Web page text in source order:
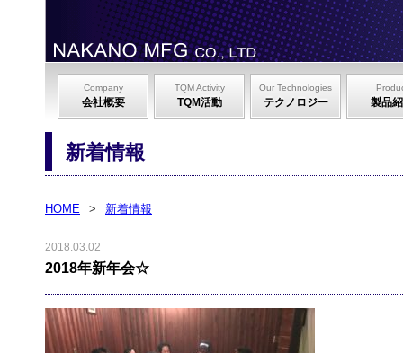
Company
会社概要
TQM Activity
TQM活動
Our Technologies
テクノロジー 製品
新着情報
HOME > 新着情報
2018.03.02
2018年新年会☆